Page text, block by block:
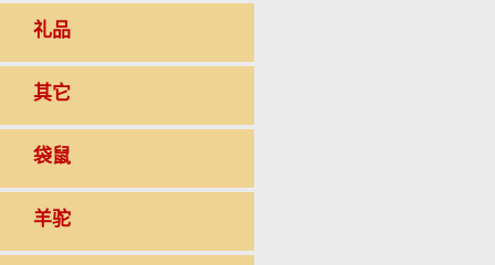
礼品
其它
袋鼠
羊驼